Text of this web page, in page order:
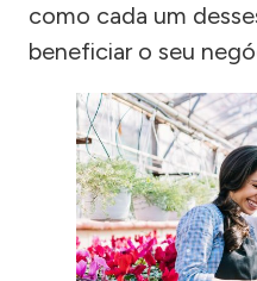
como cada um
beneficiar o seu